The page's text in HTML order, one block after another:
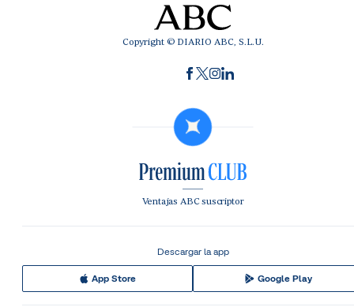
Copyright © DIARIO ABC, S.L.U.
Ventajas ABC suscriptor
Descargar la app
App Store Google Play